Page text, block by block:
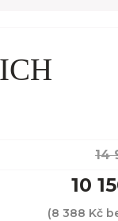
14
10
(8 388 Kč